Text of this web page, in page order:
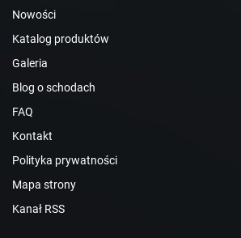
Nowości
Katalog produktów
Galeria
Blog o schodach
FAQ
Kontakt
Polityka prywatności
Mapa strony
Kanał RSS